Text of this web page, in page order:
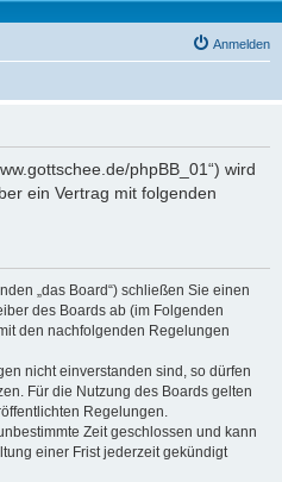
Anmelden
phpBB_01“) wird
ein Vertrag mit folgenden
„das Board“) schließen Sie einen
des Boards ab (im Folgenden
den nachfolgenden Regelungen
nicht einverstanden sind, so dürfen
Für die Nutzung des Boards gelten
Regelungen.
Zeit geschlossen und kann
einer Frist jederzeit gekündigt